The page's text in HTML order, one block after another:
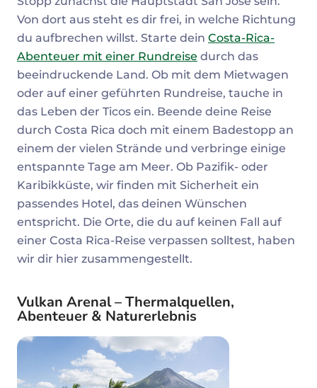
Von dort aus steht es dir frei, in welche Richtung
du aufbrechen willst. Starte dein Costa-Rica-
Abenteuer mit einer Rundreise durch das
beeindruckende Land. Ob mit dem Mietwagen
oder auf einer geführten Rundreise, tauche in
das Leben der Ticos ein. Beende deine Reise
durch Costa Rica doch mit einem Badestopp an
einem der vielen Strände und verbringe einige
entspannte Tage am Meer. Ob Pazifik- oder
Karibikküste, wir finden mit Sicherheit ein
passendes Hotel, das deinen Wünschen
entspricht. Die Orte, die du auf keinen Fall auf
einer Costa Rica-Reise verpassen solltest, haben
wir dir hier zusammengestellt.
Vulkan Arenal – Thermalquellen,
Abenteuer & Naturerlebnis